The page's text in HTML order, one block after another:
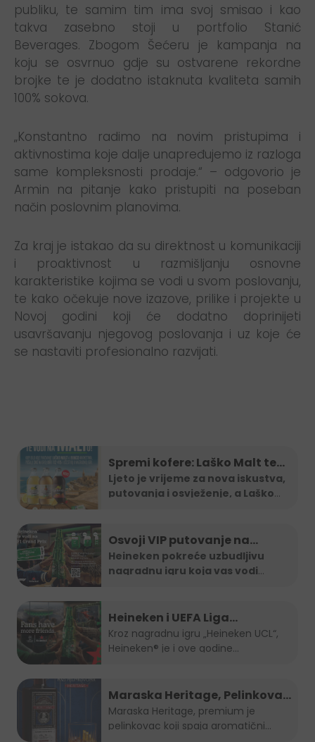
publiku, te samim tim ima svoj smisao i kao
takva zasebno stoji u portfolio Stanić
Beverages. Zbogom Šećeru je kampanja na
koju se osvrnuo gdje su ostvarene rekordne
brojke te je dodatno istaknuta kvaliteta samih
100% sokova.
„Konstantno radimo na novim pristupima i
aktivnostima koje dalje unapređujemo iz razloga
same kompleksnosti prodaje.“ – odgovorio je
Armin na pitanje kako pristupiti na poseban
način poslovnim planovima.
Za kraj je istakao da su direktnost u komunikaciji
i proaktivnost u razmišljanju osnovne
karakteristike kojima se vodi u svom poslovanju,
te kako očekuje nove izazove, prilike i projekte u
Novoj godini koji će dodatno doprinijeti
usavršavanju njegovog poslovanja i uz koje će
se nastaviti profesionalno razvijati.
Spremi kofere: Laško Malt te
vodi na Maltu
Ljeto je vrijeme za nova iskustva,
putovanja i osvježenje, a Laško...
Osvoji VIP putovanje na
Formula 1 utrku uz Heineken
nagradnu igru
Heineken pokreće uzbudljivu
nagradnu igru koja vas vodi
Heineken i UEFA Liga
šampiona nagradili ljubitelje
nogometa u BiH
Kroz nagradnu igru „Heineken UCL“,
Heineken® je i ove godine...
Maraska Heritage, Pelinkovac
nad Pelinkovcima
Maraska Heritage, premium je
pelinkovac koji spaja aromatični